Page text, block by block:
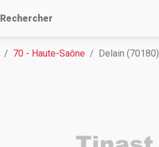
Rechercher
70 - Haute-Saône Delain (70180)